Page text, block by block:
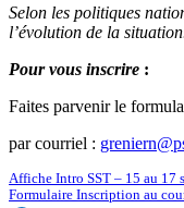
Selon les politiques
l’évolution de la
Pour vous inscrire :
Faites parvenir le
par courriel :
Affiche Intro SST – 15 au 17
Formulaire Inscription au